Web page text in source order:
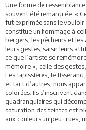
Une forme de
souvent été remarquée. «
fut exprimée sans le
constitue un hommage à
bergers, les pêcheurs et les
leurs gestes, saisir leurs
ce que l’artiste se
mémoire », celle des
Les tapissières, le
et tant d’autres, nous
colorées. Ils s’inscrivent
quadrangulaires qui
saturation des teintes est
aux couleurs un peu crues,